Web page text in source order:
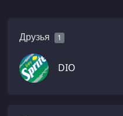
Друзья 1
DIO